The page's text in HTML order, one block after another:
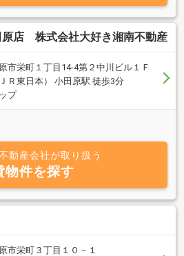
原店 株式会社大好き湘南不動産
市栄町１丁目14-4第２中川ビル１Ｆ
Ｒ東日本） 小田原駅 徒歩3分
プ
動産会社が取り扱う
物件を探す
市栄町３丁目１０－１